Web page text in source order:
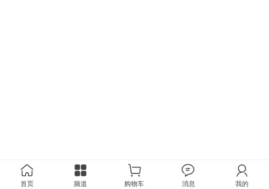
首页 频道 购物车 消息 我的